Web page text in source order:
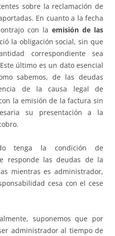
sobre la reclamación de
En cuanto a la fecha
con la emisión de las
la obligación social, sin que
correspondiente sea
último es un dato esencial
sabemos, de las deudas
de la causa legal de
la emisión de la factura sin
su presentación a la
tenga la condición de
responde las deudas de la
mientras es administrador,
cesa con el cese
suponemos que por
administrador al tiempo de